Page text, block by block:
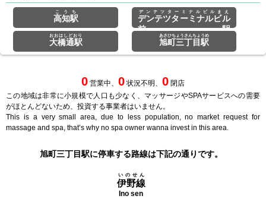
高知駅
こうち
デンテツターミナルビル
前駅
デンテツターミナルビルまえ
大橋通駅
おおはしどおり
旭町三丁目駅
あさひちょうさんちょうめ
0 営業中、 0 状況不明、 0 閉店
この地域は非常に小規模で人口も少なく、マッサージやSPAサービスへの需要
がほとんどないため、投資する事業者はいません。
This is a very small area, due to less population, no market request for
massage and spa, that’s why no spa owner wanna invest in this area.
旭町三丁目駅に停車する路線は下記の通りです。
伊野線
いのせん
Ino sen